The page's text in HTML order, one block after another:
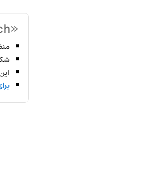
«sech»